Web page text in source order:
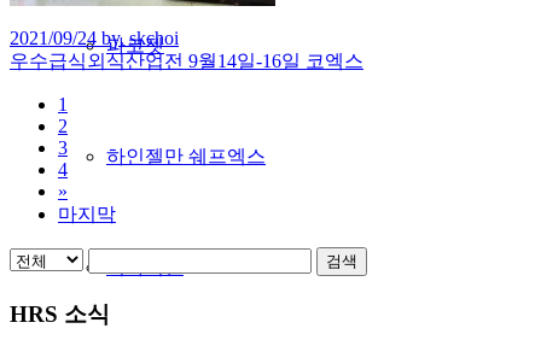
파코젯
하인젤만 쉐프엑스
2021/09/24 by. skchoi
우수급식외식산업전 9월14일-16일 코엑스
1
2
3
4
»
마지막
검색
HRS 소식